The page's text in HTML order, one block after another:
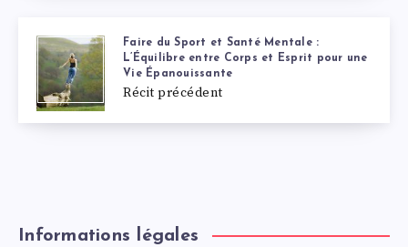
Faire du Sport et Santé Mentale :
L’Équilibre entre Corps et Esprit pour une
Vie Épanouissante
Récit précédent
Informations légales